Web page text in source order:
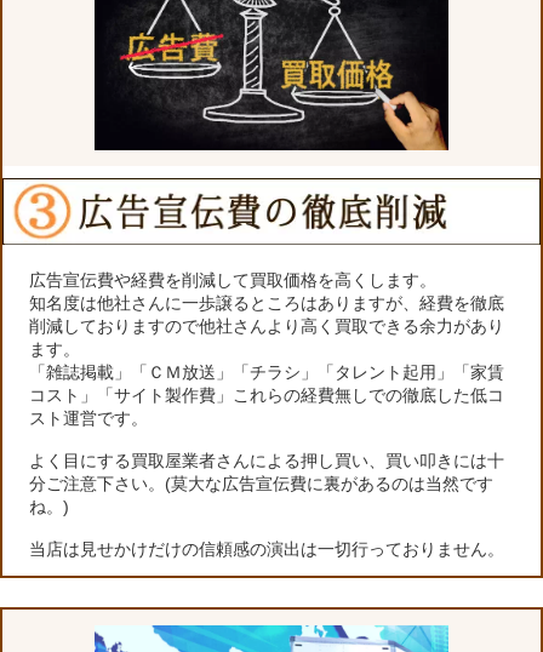
広告宣伝費や経費を削減して買取価格を高くします。
知名度は他社さんに一歩譲るところはありますが、経費を徹底
削減しておりますので他社さんより高く買取できる余力があり
ます。
「雑誌掲載」「ＣＭ放送」「チラシ」「タレント起用」「家賃
コスト」「サイト製作費」これらの経費無しでの徹底した低コ
スト運営です。
よく目にする買取屋業者さんによる押し買い、買い叩きには十
分ご注意下さい。(莫大な広告宣伝費に裏があるのは当然です
ね。)
当店は見せかけだけの信頼感の演出は一切行っておりません。